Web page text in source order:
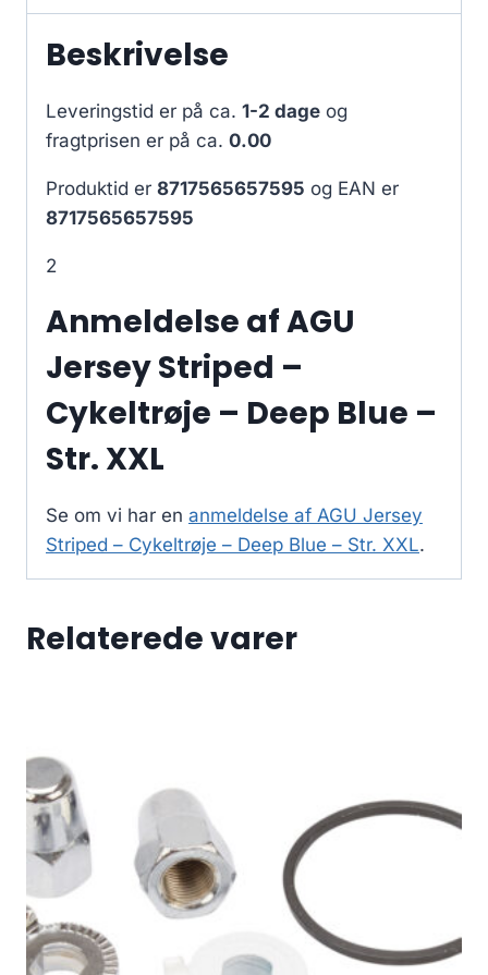
Beskrivelse
Leveringstid er på ca. 1-2 dage og
fragtprisen er på ca. 0.00
Produktid er 8717565657595 og EAN er
8717565657595
2
Anmeldelse af AGU
Jersey Striped –
Cykeltrøje – Deep Blue –
Str. XXL
Se om vi har en anmeldelse af AGU Jersey
Striped – Cykeltrøje – Deep Blue – Str. XXL.
Relaterede varer